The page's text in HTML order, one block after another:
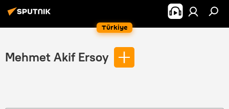
Türkiye
Mehmet Akif Ersoy